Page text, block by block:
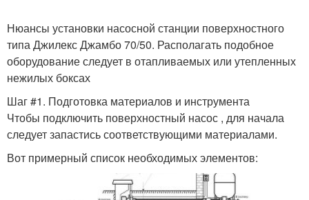
Нюансы установки насосной станции поверхностного
типа Джилекс Джамбо 70/50. Располагать подобное
оборудование следует в отапливаемых или утепленных
нежилых боксах
Шаг #1. Подготовка материалов и инструмента
Чтобы подключить поверхностный насос , для начала
следует запастись соответствующими материалами.
Вот примерный список необходимых элементов: